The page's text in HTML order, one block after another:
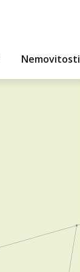
Nemovitosti